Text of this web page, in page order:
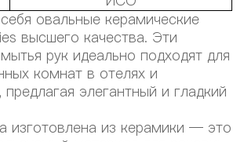
овальные керамические
высшего качества. Эти
рук идеально подходят для
комнат в отелях и
элегантный и гладкий
изготовлена из керамики — это